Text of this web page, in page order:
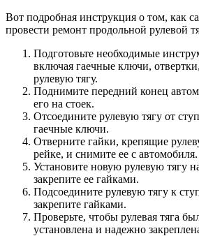
Вот подробная инструкция о том, как
провести ремонт продольной рулевой
Подготовьте необходимые
включая гаечные ключи,
рулевую тягу.
Поднимите передний конец
его на стоек.
Отсоедините рулевую тягу от
гаечные ключи.
Отверните гайки, крепящие
рейке, и снимите ее с автомобиля.
Установите новую рулевую тягу
закрепите ее гайками.
Подсоедините рулевую тягу к
закрепите гайками.
Проверьте, чтобы рулевая тяга
установлена и надежно